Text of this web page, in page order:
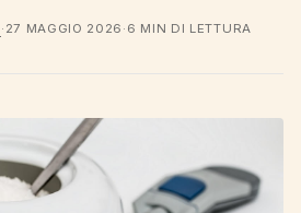
· 27 MAGGIO 2026 · 6 MIN DI LETTURA